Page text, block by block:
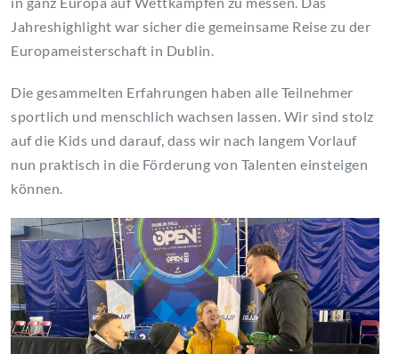
Jahreshighlight war sicher die gemeinsame Reise zu der
Europameisterschaft in Dublin.
Die gesammelten Erfahrungen haben alle Teilnehmer
sportlich und menschlich wachsen lassen. Wir sind stolz
auf die Kids und darauf, dass wir nach langem Vorlauf
nun praktisch in die Förderung von Talenten einsteigen
können.